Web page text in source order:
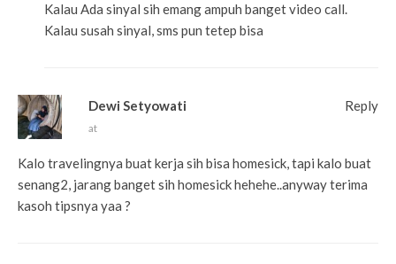
Kalau Ada sinyal sih emang ampuh banget video call.
Kalau susah sinyal, sms pun tetep bisa
Dewi Setyowati
at
Kalo travelingnya buat kerja sih bisa homesick, tapi kalo buat
senang2, jarang banget sih homesick hehehe..anyway terima
kasoh tipsnya yaa ?
Reply